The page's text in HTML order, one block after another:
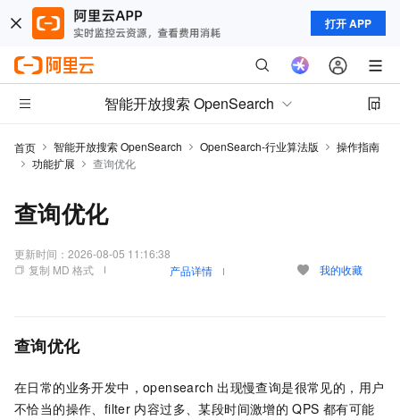
打开 APP
智能开放搜索 OpenSearch
首页 智能开放搜索 OpenSearch OpenSearch-行业算法版
操作指南
功能扩展
查询优化
查询优化
更新时间： 2026-08-05 11:16:38
复制 MD 格式
产品详情 我的收藏
查询优化
在日常的业务开发中，opensearch 出现慢查询是很常见的，用户
不恰当的操作、filter 内容过多、某段时间激增的 QPS 都有可能